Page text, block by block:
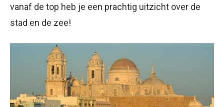
vanaf de top heb je een prachtig uitzicht over de
stad en de zee!